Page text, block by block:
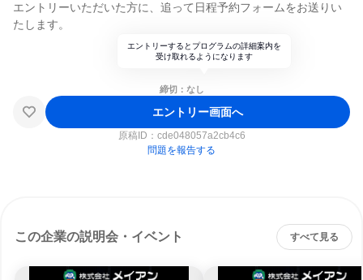
エントリーいただいた方に、追って日程予約フォームをお送りい
たします。
エントリーするとプログラムの詳細案内を
受け取れるようになります
締切：なし
エントリー画面へ
原稿ID： cde048057a2cb4c6
問題を報告する
この企業の説明会・イベント すべて見る